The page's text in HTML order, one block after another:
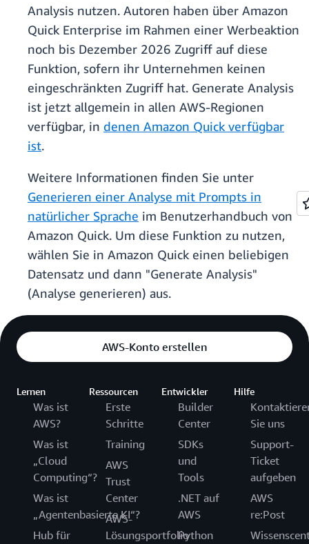
Analysis nutzen. Autoren haben über Amazon
Quick Enterprise im Rahmen einer Werbeaktion
noch bis Dezember 2026 Zugriff auf diese
Funktion, sofern ihr Unternehmen keinen
eingeschränkten Zugriff hat. Generate Analysis
ist jetzt allgemein in allen AWS-Regionen
verfügbar, in denen Amazon Quick verfügbar
ist.
Weitere Informationen finden Sie unter
Generieren einer Analyse mit Prompts in
natürlicher Sprache im Benutzerhandbuch von
Amazon Quick. Um diese Funktion zu nutzen,
wählen Sie in Amazon Quick einen beliebigen
Datensatz und dann "Generate Analysis"
(Analyse generieren) aus.
AWS-Konto erstellen
Lernen
Was ist
AWS?
Was ist
„Cloud
Computing“?
Was ist
„Agentenbasierte KI“?
Hub für
Ressourcen
Erste
Schritte
Training
AWS
Trust
Center
AWS-
Lösungsportfolio
Entwickler
Builder
Center
SDKs
und
Tools
.NET auf
AWS
Python
Hilfe
Sie uns
Support-
Ticket
aufgeben
AWS
re:Post